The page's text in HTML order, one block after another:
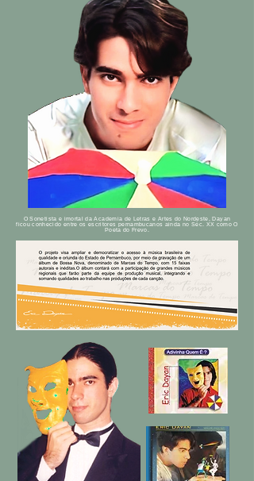
O Sonetista e imortal da Academia de Letras e Artes do Nordeste, Dayan
ficou conhecido entre os escritores pernambucanos ainda no Séc. XX como O
Poeta do Frevo.